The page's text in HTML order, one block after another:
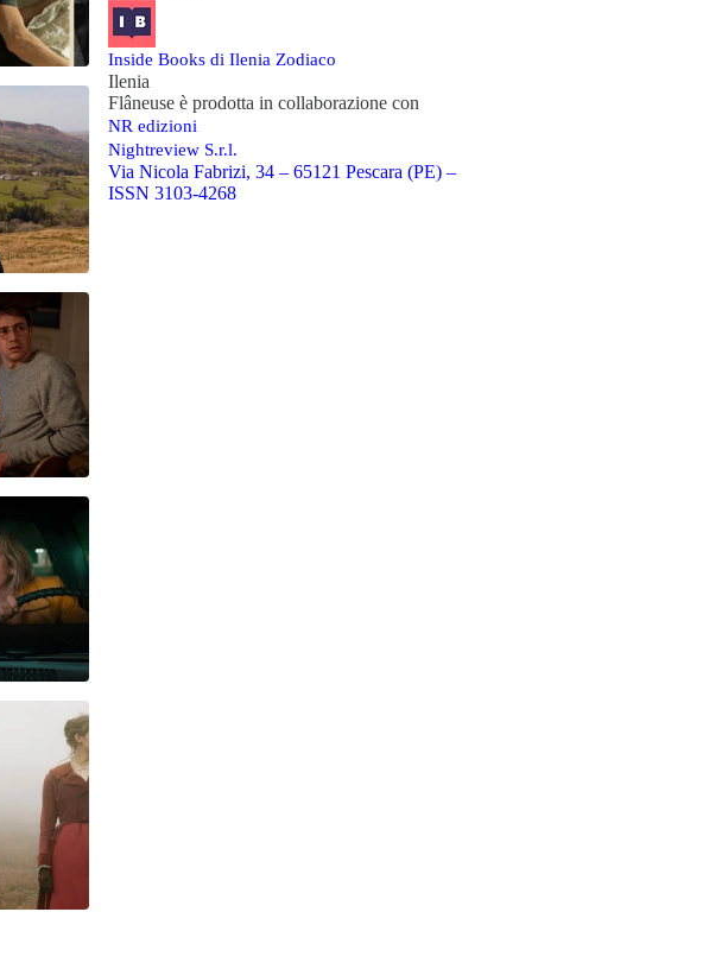
Inside Books di Ilenia Zodiaco
Ilenia
Flâneuse è prodotta in collaborazione con
NR edizioni
Nightreview S.r.l.
Via Nicola Fabrizi, 34 – 65121 Pescara (PE) –
ISSN 3103-4268